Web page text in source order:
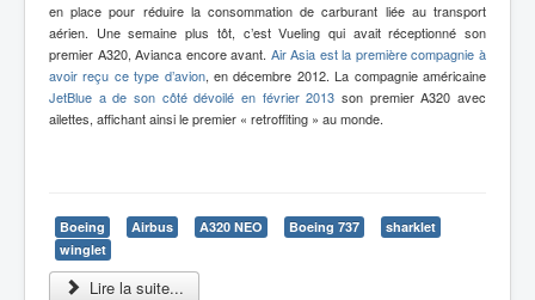
en place pour réduire la consommation de carburant liée au transport
aérien. Une semaine plus tôt, c’est Vueling qui avait réceptionné son
premier A320, Avianca encore avant. Air Asia est la première compagnie à
avoir reçu ce type d’avion, en décembre 2012. La compagnie américaine
JetBlue a de son côté dévoilé en février 2013 son premier A320 avec
ailettes, affichant ainsi le premier « retroffiting » au monde.
Boeing Airbus A320 NEO Boeing 737
sharklet
winglet
Lire la suite...